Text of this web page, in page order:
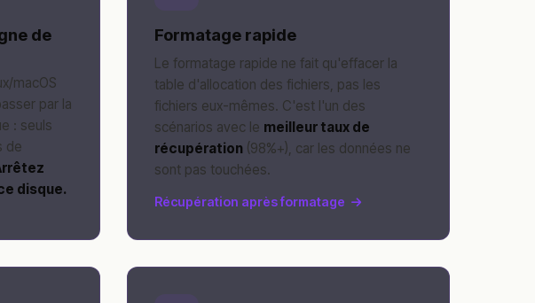
de
macOS
par la
: seuls
de
disque.
Formatage rapide
Le formatage rapide ne fait qu'effacer la
table d'allocation des fichiers, pas les
fichiers eux-mêmes. C'est l'un des
scénarios avec le meilleur taux de
récupération (98%+), car les données ne
sont pas touchées.
Récupération après formatage